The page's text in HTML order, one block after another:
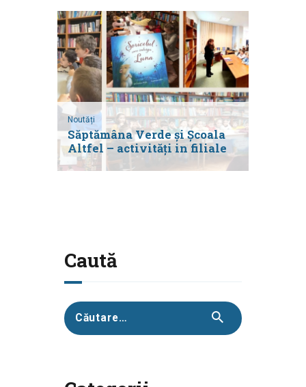
Noutăți
Săptămâna Verde și Școala
Altfel – activități in filiale
Caută
Caută
după: